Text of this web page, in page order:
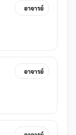
อาจารย์
อาจารย์